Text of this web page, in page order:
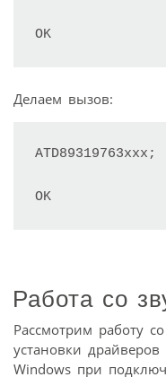
OK
Делаем вызов:
ATD89319763ххх;
OK
Работа со
Рассмотрим работу
установки
Windows при